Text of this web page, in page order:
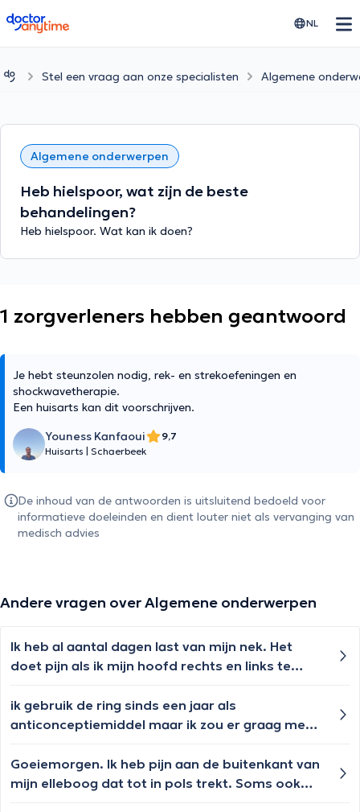
doctoranytime NL
Stel een vraag aan onze specialisten Algemene
Algemene onderwerpen
Heb hielspoor, wat zijn de beste
behandelingen?
Heb hielspoor. Wat kan ik doen?
1 zorgverleners hebben geantwoord
Je hebt steunzolen nodig, rek- en strekoefeningen en
shockwavetherapie.
Een huisarts kan dit voorschrijven.
Youness Kanfaoui
9,7
Huisarts
Schaerbeek
De inhoud van de antwoorden is uitsluitend bedoeld voor
informatieve doeleinden en dient louter niet als vervanging van
medisch advies
Andere vragen over Algemene onderwerpen
Ik heb al aantal dagen last van mijn nek. Het
doet pijn als ik mijn hoofd rechts en links te
ik gebruik de ring sinds een jaar als
anticonceptiemiddel maar ik zou er graag mee
de bijkomende effecten van de ring dan weg als
ik ermee stop? (mijn bijkomende effecten zijn:
Goeiemorgen. Ik heb pijn aan de buitenkant van
mijn elleboog dat tot in pols trekt. Soms ook